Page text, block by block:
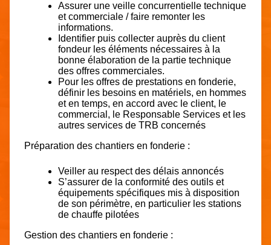
Assurer une veille concurrentielle technique
et commerciale / faire remonter les
informations.
Identifier puis collecter auprès du client
fondeur les éléments nécessaires à la
bonne élaboration de la partie technique
des offres commerciales.
Pour les offres de prestations en fonderie,
définir les besoins en matériels, en hommes
et en temps, en accord avec le client, le
commercial, le Responsable Services et les
autres services de TRB concernés
Préparation des chantiers en fonderie :
Veiller au respect des délais annoncés
S’assurer de la conformité des outils et
équipements spécifiques mis à disposition
de son périmètre, en particulier les stations
de chauffe pilotées
Gestion des chantiers en fonderie :